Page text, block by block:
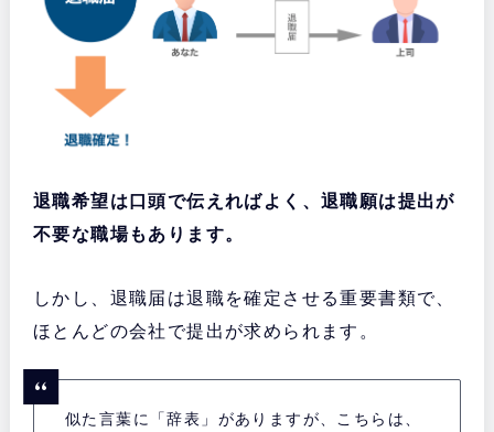
退職希望は口頭で伝えればよく、退職願は提出が
不要な職場もあります。
しかし、退職届は退職を確定させる重要書類で、
ほとんどの会社で提出が求められます。
似た言葉に「辞表」がありますが、こちらは、